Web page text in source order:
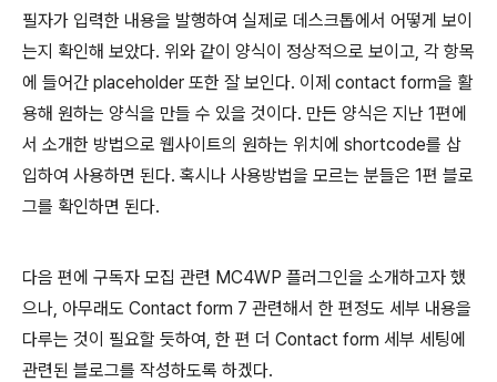
필자가 입력한 내용을 발행하여 실제로 데스크톱에서 어떻게 보이
는지 확인해 보았다. 위와 같이 양식이 정상적으로 보이고, 각 항목
에 들어간 placeholder 또한 잘 보인다. 이제 contact form을 활
용해 원하는 양식을 만들 수 있을 것이다. 만든 양식은 지난 1편에
서 소개한 방법으로 웹사이트의 원하는 위치에 shortcode를 삽
입하여 사용하면 된다. 혹시나 사용방법을 모르는 분들은 1편 블로
그를 확인하면 된다.
다음 편에 구독자 모집 관련 MC4WP 플러그인을 소개하고자 했
으나, 아무래도 Contact form 7 관련해서 한 편정도 세부 내용을
다루는 것이 필요할 듯하여, 한 편 더 Contact form 세부 세팅에
관련된 블로그를 작성하도록 하겠다.